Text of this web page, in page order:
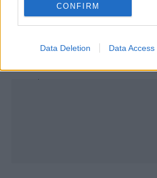
CONFIRM
Data Deletion Data Access
Quiz di Halloween
🟣Sagome di Halloween
Unmute